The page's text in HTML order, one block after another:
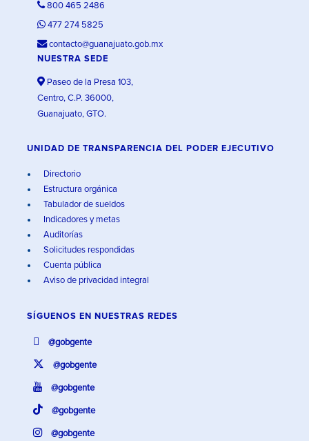
800 465 2486
477 274 5825
contacto@guanajuato.gob.mx
NUESTRA SEDE
Paseo de la Presa 103,
Centro, C.P. 36000,
Guanajuato, GTO.
UNIDAD DE TRANSPARENCIA DEL PODER EJECUTIVO
Directorio
Estructura orgánica
Tabulador de sueldos
Indicadores y metas
Auditorías
Solicitudes respondidas
Cuenta pública
Aviso de privacidad integral
SÍGUENOS EN NUESTRAS REDES
@gobgente
@gobgente
@gobgente
@gobgente
@gobgente